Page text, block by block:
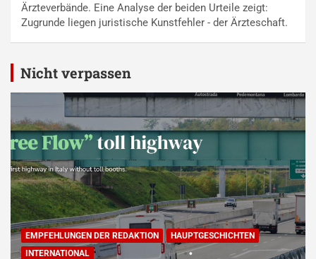
Ärzteverbände. Eine Analyse der beiden Urteile zeigt:
Zugrunde liegen juristische Kunstfehler - der Ärzteschaft.
Nicht verpassen
EMPFEHLUNGEN DER REDAKTION
HAUPTGESCHICHTEN
INTERNATIONAL